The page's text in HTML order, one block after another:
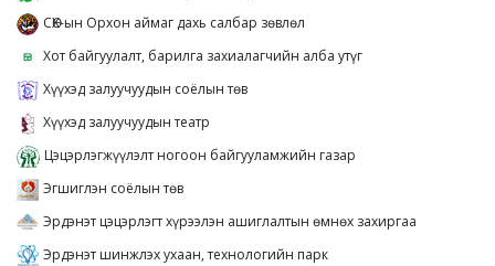
СӨХ-ын Орхон аймаг дахь салбар зөвлөл
Хот байгуулалт, барилга захиалагчийн алба утүг
Хүүхэд залуучуудын соёлын төв
Хүүхэд залуучуудын театр
Цэцэрлэгжүүлэлт ногоон байгууламжийн газар
Эгшиглэн соёлын төв
Эрдэнэт цэцэрлэгт хүрээлэн ашиглалтын өмнөх захиргаа
Эрдэнэт шинжлэх ухаан, технологийн парк